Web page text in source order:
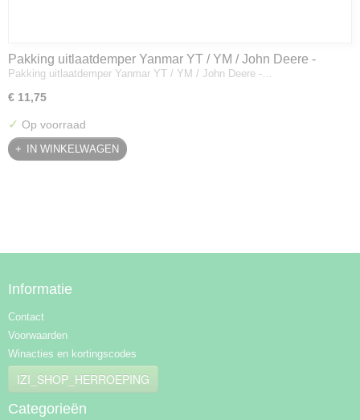
Pakking uitlaatdemper Yanmar YT / YM / John Deere -
128300-13230
Pakking uitlaatdemper Yanmar YT / YM / John Deere -…
€ 11,75
✓ Op voorraad
IN WINKELWAGEN
Informatie
Contact
Voorwaarden
Winacties en kortingscodes
IZI_SHOP_HERROEPING
Categorieën